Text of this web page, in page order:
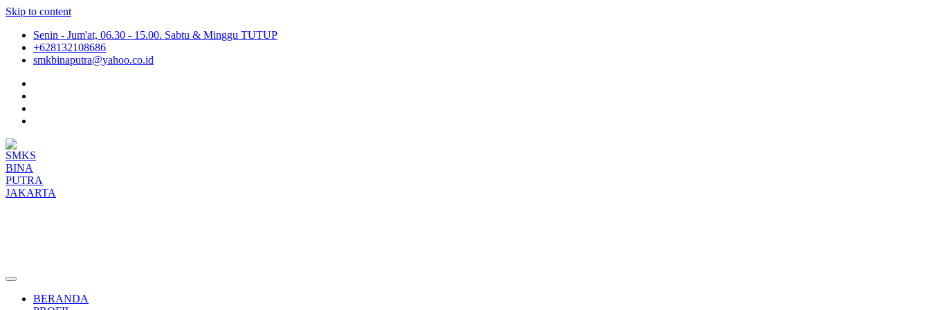
Skip to content
Senin - Jum'at, 06.30 - 15.00. Sabtu & Minggu TUTUP
+628132108686
smkbinaputra@yahoo.co.id
BERANDA